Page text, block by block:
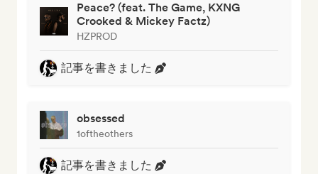
Peace? (feat. The Game, KXNG
Crooked & Mickey Factz)
HZPROD
記事を書きました
obsessed
1oftheothers
記事を書きました